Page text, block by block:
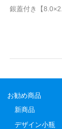
銀蓋付き【
お勧め商品
新商品
デザイン小瓶